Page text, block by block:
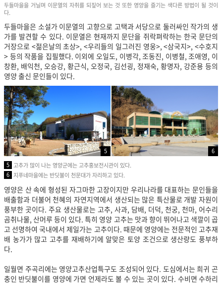
두들마을을 거닐며 이문열의 자취를 되짚어 보는 것 또한 영양을 즐기는 색다른 방법이 될 것이
다.
두들마을은 소설가 이문열의 고향으로 고택과 서당으로 둘러싸인 작가의 생
가를 발견할 수 있다. 이문열은 현재까지 문단을 쥐락펴락하는 한국 문단의
거장으로 <젊은날의 초상>, <우리들의 일그러진 영웅>, <삼국지>, <수호지
> 등의 작품을 집필했다. 이외에 오일도, 이병각, 조동진, 이병철, 조애영, 이
창환, 배익천, 오승강, 황근식, 오정국, 김선굉, 정재숙, 황명자, 강준용 등의
영양 출신 문인들이 있다.
5
6
5 고추가 많이 나는 영양군에는 고추홍보전시관이 있다.
6 지푸네마을에는 반딧불이 천문대가 자리하고 있다.
영양은 산 속에 형성된 자그마한 고장이지만 우리나라를 대표하는 문인들을
배출함과 더불어 천혜의 자연지역에서 생산되는 많은 특산물로 개발 자원이
풍부한 곳이다. 주요 생산물로는 고추, 사과, 담배, 더덕, 천궁, 천마, 어수리
곰취나물, 산머루 등이 있다. 특히 영양 고추는 맛과 향이 뛰어나고 색깔이 곱
고 선명하여 국내에서 제일가는 고추이다. 때문에 영양에는 전문적인 고추재
배 농가가 많고 고추를 재배하기에 알맞은 토양 조건으로 생산량도 풍부하
다.
일월면 주곡리에는 영양고추산업특구도 조성되어 있다. 도심에서는 희귀 곤
충인 반딧불이를 영양에 가면 언제라도 볼 수 있는 곳이 있다. 수비면 수하리